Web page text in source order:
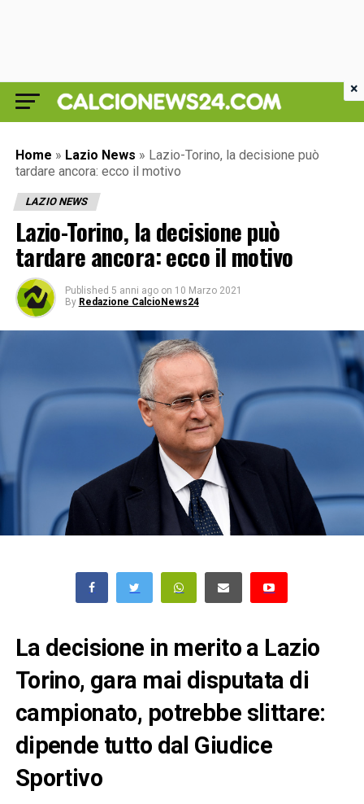
Home » Lazio News » Lazio-Torino, la decisione può
tardare ancora: ecco il motivo
LAZIO NEWS
Lazio-Torino, la decisione può
tardare ancora: ecco il motivo
Published 5 anni ago on 10 Marzo 2021
By Redazione CalcioNews24
La decisione in merito a Lazio
Torino, gara mai disputata di
campionato, potrebbe slittare:
dipende tutto dal Giudice
Sportivo
×